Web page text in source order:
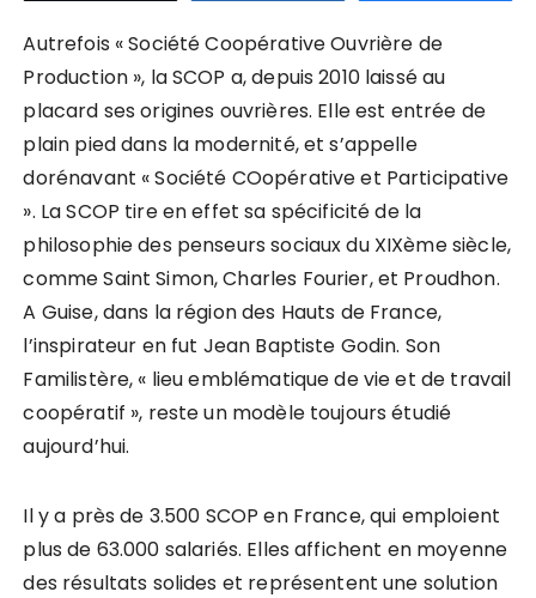
Autrefois « Société Coopérative Ouvrière de
Production », la SCOP a, depuis 2010 laissé au
placard ses origines ouvrières. Elle est entrée de
plain pied dans la modernité, et s’appelle
dorénavant « Société COopérative et Participative
». La SCOP tire en effet sa spécificité de la
philosophie des penseurs sociaux du XIXème siècle,
comme Saint Simon, Charles Fourier, et Proudhon.
A Guise, dans la région des Hauts de France,
l’inspirateur en fut Jean Baptiste Godin. Son
Familistère, « lieu emblématique de vie et de travail
coopératif », reste un modèle toujours étudié
aujourd’hui.
Il y a près de 3.500 SCOP en France, qui emploient
plus de 63.000 salariés. Elles affichent en moyenne
des résultats solides et représentent une solution